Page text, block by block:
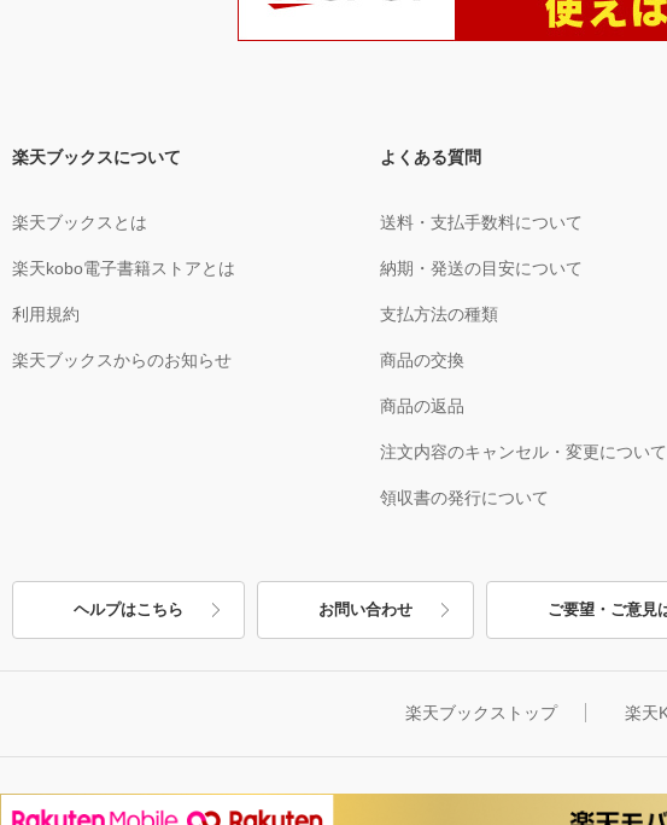
楽天ブックスについて
楽天ブックスとは
楽天kobo電子書籍ストアとは
利用規約
楽天ブックスからのお知らせ
よくある質問
送料・支払手数料について
納期・発送の目安について
支払方法の種類
商品の交換
商品の返品
注文内容のキャンセル・変更について
領収書の発行について
ヘルプはこちら お問い合わせ ご要望・ご意見
楽天ブックストップ 楽天